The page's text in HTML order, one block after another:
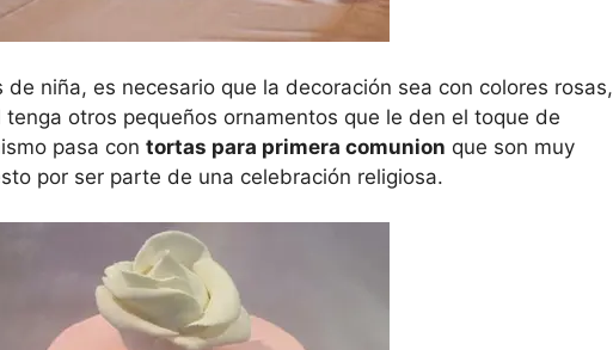
niña, es necesario que la decoración sea con colores rosas,
otros pequeños ornamentos que le den el toque de
pasa con tortas para primera comunion que son muy
por ser parte de una celebración religiosa.